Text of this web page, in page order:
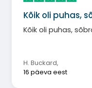
Kõik oli puhas,
Kõik oli puhas,
H. Buckard,
16 päeva eest